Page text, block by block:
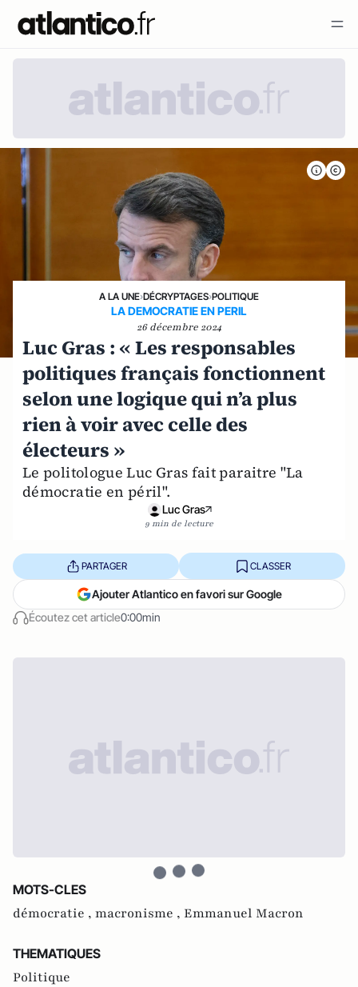
A LA UNE›DÉCRYPTAGES›POLITIQUE
LA DEMOCRATIE EN PERIL
26 décembre 2024
Luc Gras : « Les responsables
politiques français fonctionnent
selon une logique qui n’a plus
rien à voir avec celle des
électeurs »
Le politologue Luc Gras fait paraitre "La
démocratie en péril".
Luc Gras
9 min de lecture
Écoutez cet article0:00min
PARTAGER CLASSER
Ajouter Atlantico en favori sur Google
MOTS-CLES
démocratie , macronisme , Emmanuel Macron
THEMATIQUES
Politique